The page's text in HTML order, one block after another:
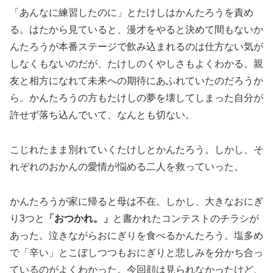
「あんなに練習したのに」とたけしはかんたろうを責め
る。はたから見ていると、漫才をやると決めて間もないか
んたろうが本番ステージで飲み込まれるのは仕方ない気が
しなくもないのだが、たけしのくやしさもよくわかる。親
友と相方になれて未来への期待にあふれていたのだろうか
ら。かんたろうの方もたけしの夢を壊してしまった自分が
許せず落ち込んでいて、なんとも切ない。
こじれたまま別れていくたけしとかんたろう。しかし、そ
れぞれのおかんの愛情が悩める二人を救っていった。
かんたろうが家に帰ると母は不在。しかし、大きなおにぎ
り3つと
「おつかれ。」
と書かれたコンテストのチラシが
あった。泣きながらおにぎりを食べるかんたろう。塩多め
で「辛い」とこぼしつつもおにぎりと悲しみを分かち合っ
ているのがよくわかった。今回顔は見られなかったけど、